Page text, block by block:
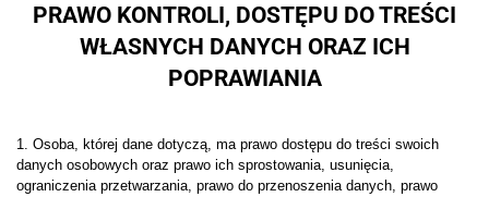
PRAWO KONTROLI, DOSTĘPU DO TREŚCI
WŁASNYCH DANYCH ORAZ ICH
POPRAWIANIA
1. Osoba, której dane dotyczą, ma prawo dostępu do treści swoich
danych osobowych oraz prawo ich sprostowania, usunięcia,
ograniczenia przetwarzania, prawo do przenoszenia danych, prawo